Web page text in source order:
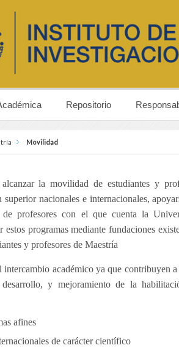
Repositorio
Movilidad
la movilidad de estudiantes y
nacionales e internacionales,
profesores con el que cuenta la
programas mediante fundaciones
y profesores de Maestría
académico ya que contribuyen
y mejoramiento de la
afines
de carácter científico